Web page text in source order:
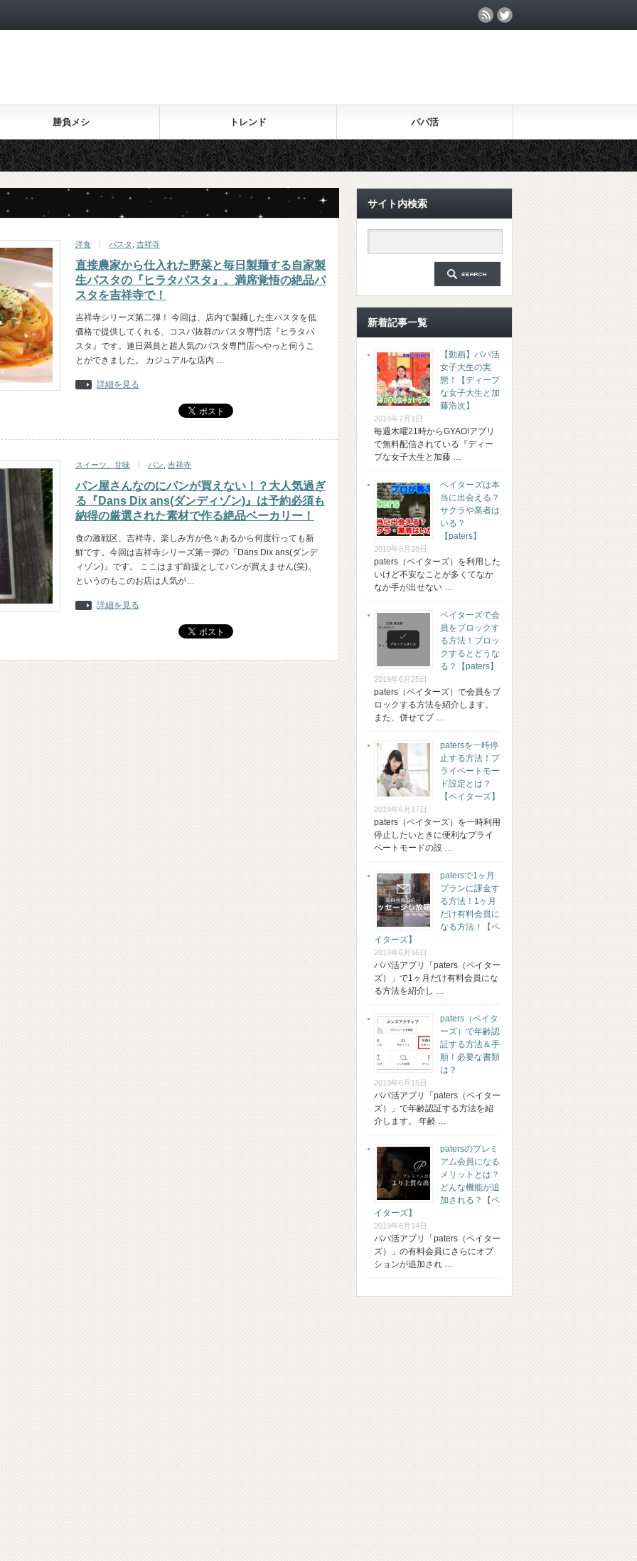
勝負メシ トレンド パパ活
洋食 パスタ 吉祥寺
直接農家から仕入れた野菜と毎日製麺する自家製
生パスタの『ヒラタパスタ』。満席覚悟の絶品パ
スタを吉祥寺で！
吉祥寺シリーズ第二弾！ 今回は、店内で製麺した生パスタを低
価格で提供してくれる、コスパ抜群のパスタ専門店『ヒラタパ
スタ』です。連日満員と超人気のパスタ専門店へやっと伺うこ
とができました。 カジュアルな店内 …
詳細を見る
スイーツ、甘味 パン 吉祥寺
パン屋さんなのにパンが買えない！？大人気過ぎ
る『Dans Dix ans(ダンディゾン)』は予約必須も
納得の厳選された素材で作る絶品ベーカリー！
食の激戦区、吉祥寺。楽しみ方が色々あるから何度行っても新
鮮です。今回は吉祥寺シリーズ第一弾の『Dans Dix ans(ダンデ
ィゾン)』です。 ここはまず前提としてパンが買えません(笑)。
というのもこのお店は人気が…
詳細を見る
サイト内検索
新着記事一覧
【動画】パパ活
女子大生の実
態！【ディープ
な女子大生と加
藤浩次】
2019年7月1日
毎週木曜21時からGYAO!アプリ
で無料配信されている『ディー
プな女子大生と加藤 …
ペイターズは本
当に出会える？
サクラや業者は
いる？
【paters】
2019年6月28日
paters（ペイターズ）を利用した
いけど不安なことが多くてなか
なか手が出せない …
ペイターズで会
員をブロックす
る方法！ブロッ
クするとどうな
る？【paters】
2019年6月25日
paters（ペイターズ）で会員をブ
ロックする方法を紹介します。
また、併せてブ …
patersを一時停
止する方法！プ
ライベートモー
ド設定とは？
【ペイターズ】
2019年6月17日
paters（ペイターズ）を一時利用
停止したいときに便利なプライ
ベートモードの設 …
patersで1ヶ月
プランに課金す
る方法！1ヶ月
だけ有料会員に
なる方法！【ペ
イターズ】
2019年6月16日
パパ活アプリ「paters（ペイター
ズ）」で1ヶ月だけ有料会員にな
る方法を紹介し …
paters（ペイタ
ーズ）で年齢認
証する方法＆手
順！必要な書類
は？
2019年6月15日
パパ活アプリ「paters（ペイター
ズ）」で年齢認証する方法を紹
介します。 年齢 …
patersのプレミ
アム会員になる
メリットとは？
どんな機能が追
加される？【ペ
イターズ】
2019年6月14日
パパ活アプリ「paters（ペイター
ズ）」の有料会員にさらにオプ
ションが追加され …